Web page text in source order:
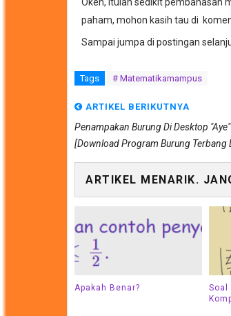
paham, mohon kasih tau di
Sampai jumpa di postingan
Tags # Matematikamampus
ARTIKEL BERIKUTNYA
Penampakan Burung Di Desktop
[Download Program Burung Terbang
ARTIKEL MENARIK.
Apakah Benar?
Soal